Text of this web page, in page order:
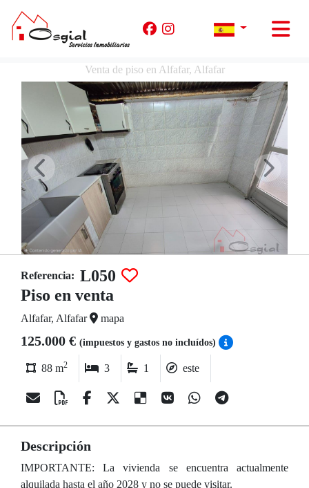
Venta de piso en Alfafar, Alfafar
Referencia: L050
Piso en venta
Alfafar, Alfafar mapa
125.000 € (impuestos y gastos no incluídos)
88 m2 3 1 este
Descripción
IMPORTANTE: La vivienda se encuentra actualmente
alquilada hasta el año 2028 y no se puede visitar.